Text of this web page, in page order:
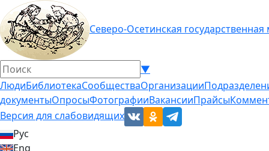
Северо-Осетинская
▼
ЛюдиБиблиотекаСообществаОрганизации
документыОпросыФотографииВакансииПрайсы
Версия для слабовидящих
Рус
Eng